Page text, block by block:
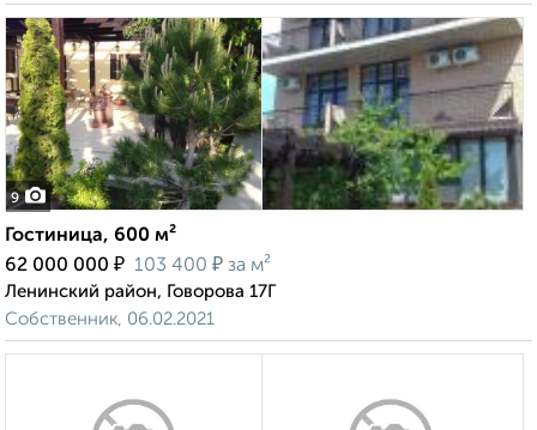
9
Гостиница, 600 м²
62 000 000 ₽ 103 400 ₽ за м²
Ленинский район, Говорова 17Г
Собственник, 06.02.2021